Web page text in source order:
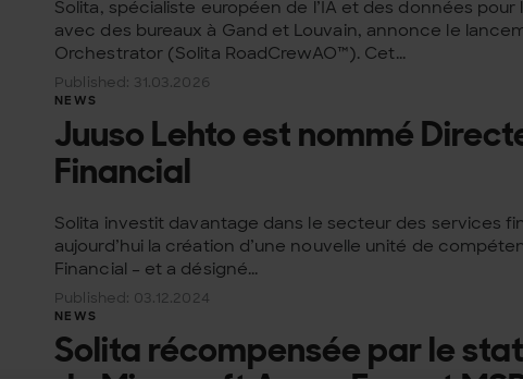
Solita, spécialiste européen de l’IA et des données
avec des bureaux à Gand et Louvain, annonce le
Orchestrator (Solita RoadCrewAO™). Cet...
Published: 31.03.2026
NEWS
Juuso Lehto est nommé
Financial
Solita investit davantage dans le secteur des services
aujourd’hui la création d’une nouvelle unité de
Financial – et a désigné...
Published: 03.12.2024
NEWS
Solita récompensée par le